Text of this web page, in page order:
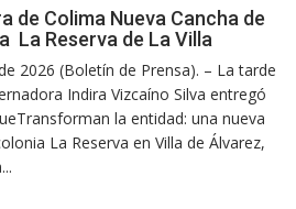
de Colima Nueva Cancha de
La Reserva de La Villa
2026 (Boletín de Prensa). – La tarde
Indira Vizcaíno Silva entregó
la entidad: una nueva
La Reserva en Villa de Álvarez,